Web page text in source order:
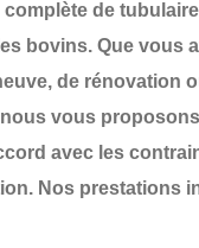
de
bovins. Que vous
, de rénovation
nous vous
avec les
Nos prestations